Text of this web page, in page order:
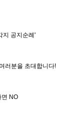
지 공지순례'
러분을 초대합니다!
면 NO